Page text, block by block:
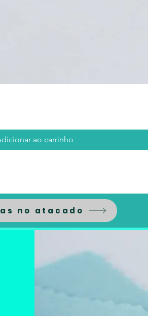
ao carrinho
no atacado